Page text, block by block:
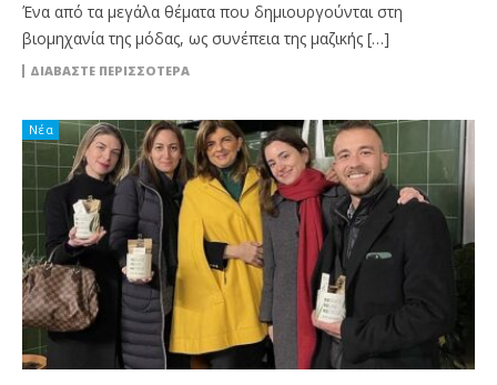
Ένα από τα μεγάλα θέματα που δημιουργούνται στη
βιομηχανία της μόδας, ως συνέπεια της μαζικής […]
ΔΙΑΒΆΣΤΕ ΠΕΡΙΣΣΌΤΕΡΑ
Νέα